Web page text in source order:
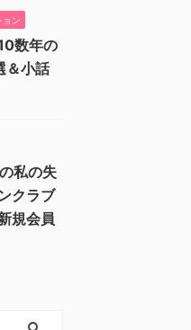
ョン
数年の
＆小話
私の失
クラブ
規会員